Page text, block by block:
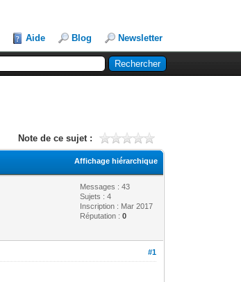
Aide Blog Newsletter
Note de ce sujet :
Affichage hiérarchique
Messages : 43
Sujets : 4
Inscription : Mar 2017
Réputation :0
#1